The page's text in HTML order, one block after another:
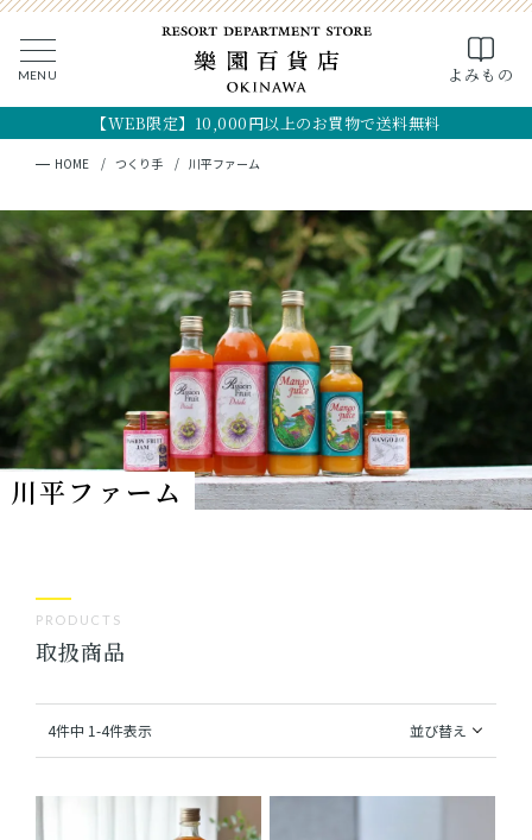
MENU よみもの
【WEB限定】10,000円以上のお買物で送料無料
CLOSE
検索
キーワード検索
MY PAGE CART
全ての商品
フード
クラフト
コスメ・アロマ
つくり手
よみもの
HOME つくり手 川平ファーム
川平ファーム
PRODUCTS
取扱商品
並び替え
4件中 1-4件表示